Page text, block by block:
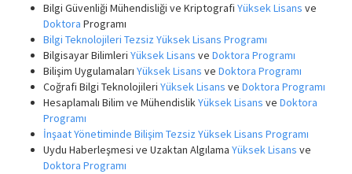
Bilgi Güvenliği Mühendisliği ve Kriptografi Yüksek Lisans ve
Doktora Programı
Bilgi Teknolojileri Tezsiz Yüksek Lisans Programı
Bilgisayar Bilimleri Yüksek Lisans ve Doktora Programı
Bilişim Uygulamaları Yüksek Lisans ve Doktora Programı
Coğrafi Bilgi Teknolojileri Yüksek Lisans ve Doktora Programı
Hesaplamalı Bilim ve MühendislikYüksek Lisans ve Doktora
Programı
İnşaat Yönetiminde Bilişim Tezsiz Yüksek Lisans Programı
Uydu Haberleşmesi ve Uzaktan Algılama Yüksek Lisans ve
Doktora Programı